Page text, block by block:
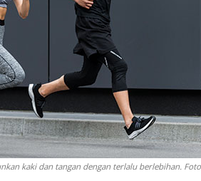
kaki dan tangan dengan terlalu berlebihan.